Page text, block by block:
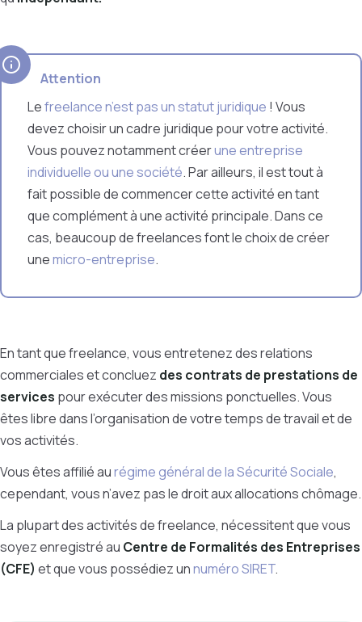
Attention
Lefreelance n’est pas un statut juridique ! Vous
devez choisir un cadre juridique pour votre activité.
Vous pouvez notamment créerune entreprise
individuelle ou une société. Par ailleurs, il est tout à
fait possible de commencer cette activité en tant
que complément à une activité principale. Dans ce
cas, beaucoup de freelances font le choix de créer
unemicro-entreprise.
En tant que freelance, vous entretenez des relations
commerciales et concluez des contrats de prestations de
services pour exécuter des missions ponctuelles. Vous
êtes libre dans l’organisation de votre temps de travail et de
vos activités.
Vous êtes affilié aurégime général de la Sécurité Sociale,
cependant, vous n’avez pas le droit aux allocations chômage.
La plupart des activités de freelance, nécessitent que vous
soyez enregistré au Centre de Formalités des Entreprises
(CFE) et que vous possédiez unnuméro SIRET.